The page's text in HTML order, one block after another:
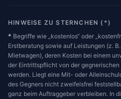
HINWEISE ZU STERNCHEN (*)
* Begriffe wie „kostenlos“ oder
Erstberatung sowie auf Leistungen (z.
Mietwagen), deren Kosten bei einem
der Eintrittspflicht von der
werden. Liegt eine Mit- oder
des Gegners nicht zweifelsfrei
ganz beim Auftraggeber verbleiben. In